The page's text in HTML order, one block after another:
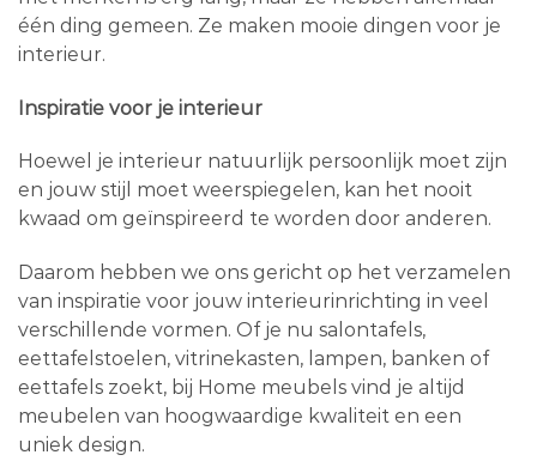
één ding gemeen. Ze maken mooie dingen voor je
interieur.
Inspiratie voor je interieur
Hoewel je interieur natuurlijk persoonlijk moet zijn
en jouw stijl moet weerspiegelen, kan het nooit
kwaad om geïnspireerd te worden door anderen.
Daarom hebben we ons gericht op het verzamelen
van inspiratie voor jouw interieurinrichting in veel
verschillende vormen. Of je nu salontafels,
eettafelstoelen, vitrinekasten, lampen, banken of
eettafels zoekt, bij Home meubels vind je altijd
meubelen van hoogwaardige kwaliteit en een
uniek design.